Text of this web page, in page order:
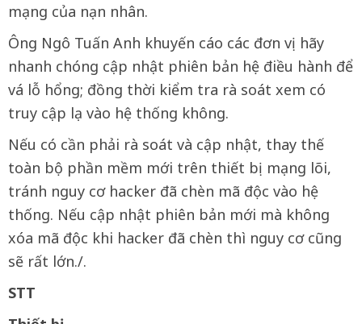
mạng của nạn nhân.
Ông Ngô Tuấn Anh khuyến cáo các đơn vị hãy
nhanh chóng cập nhật phiên bản hệ điều hành để
vá lỗ hổng; đồng thời kiểm tra rà soát xem có
truy cập lạ vào hệ thống không.
Nếu có cần phải rà soát và cập nhật, thay thế
toàn bộ phần mềm mới trên thiết bị mạng lõi,
tránh nguy cơ hacker đã chèn mã độc vào hệ
thống. Nếu cập nhật phiên bản mới mà không
xóa mã độc khi hacker đã chèn thì nguy cơ cũng
sẽ rất lớn./.
STT